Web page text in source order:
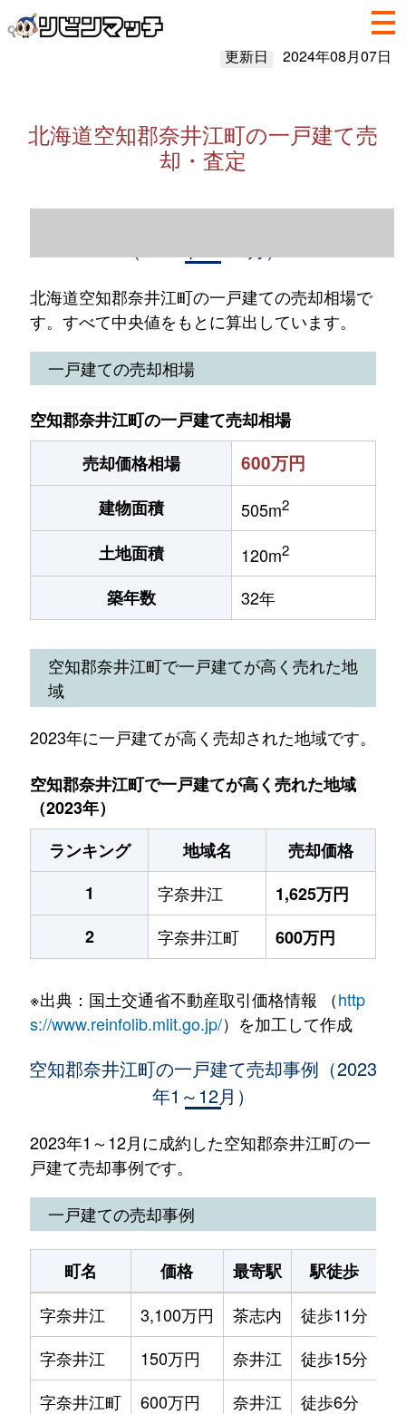
更新日 2024年08月07日
北海道空知郡奈井江町の一戸建て売
却・査定
北海道空知郡奈井江町の一戸建ての売却相場で
す。すべて中央値をもとに算出しています。
一戸建ての売却相場
空知郡奈井江町の一戸建て売却相場
売却価格相場
600万円
建物面積 505m2
土地面積 120m2
築年数 32年
空知郡奈井江町で一戸建てが高く売れた地
域
2023年に一戸建てが高く売却された地域です。
空知郡奈井江町で一戸建てが高く売れた地域
（2023年）
ランキング
地域名
売却価格
1
字奈井江
1,625万円
2
字奈井江町 600万円
※出典：国土交通省不動産取引価格情報 （http
s://www.reinfolib.mlit.go.jp/）を加工して作成
空知郡奈井江町の一戸建て売却事例（2023
年1～12月）
2023年1～12月に成約した空知郡奈井江町の一
戸建て売却事例です。
一戸建ての売却事例
町名 価格 最寄駅 駅徒歩
字奈井江
3,100万円 茶志内 徒歩11分
字奈井江
150万円 奈井江 徒歩15分
字奈井江町
600万円 奈井江 徒歩6分